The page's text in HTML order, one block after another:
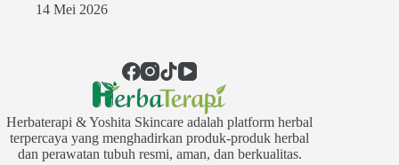
14 Mei 2026
Herbaterapi & Yoshita Skincare adalah platform herbal
terpercaya yang menghadirkan produk-produk herbal
dan perawatan tubuh resmi, aman, dan berkualitas.